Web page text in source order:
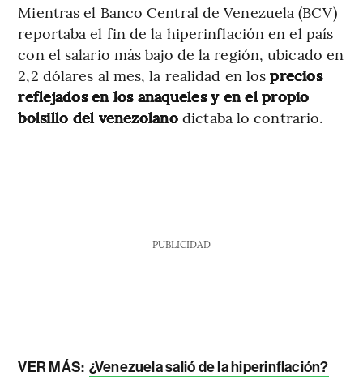
Mientras el Banco Central de Venezuela (BCV)
reportaba el fin de la hiperinflación en el país
con el salario más bajo de la región, ubicado en
2,2 dólares al mes, la realidad en losprecios
reflejados en los anaqueles y en el propio
bolsillo del venezolanodictaba lo contrario.
PUBLICIDAD
VER MÁS: ¿Venezuela salió de la hiperinflación?